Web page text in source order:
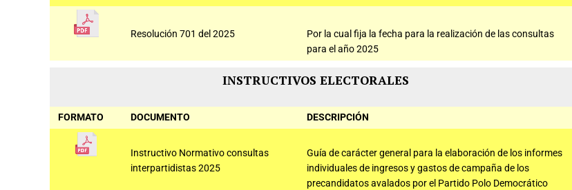
Resolución 701 del 2025
Por la cual fija la fecha para la realización de las consultas
para el año 2025
INSTRUCTIVOS ELECTORALES
FORMATO DOCUMENTO DESCRIPCIÓN
Instructivo Normativo consultas
interpartidistas 2025
Guía de carácter general para la elaboración de los informes
individuales de ingresos y gastos de campaña de los
precandidatos avalados por el Partido Polo Democrático